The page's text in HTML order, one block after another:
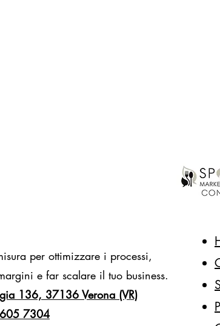
per ottimizzare i processi,
e far scalare il tuo business.
136, 37136 Verona (VR)
7304